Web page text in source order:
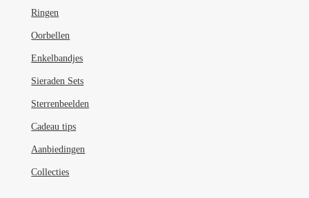
Ringen
Oorbellen
Enkelbandjes
Sieraden Sets
Sterrenbeelden
Cadeau tips
Aanbiedingen
Collecties